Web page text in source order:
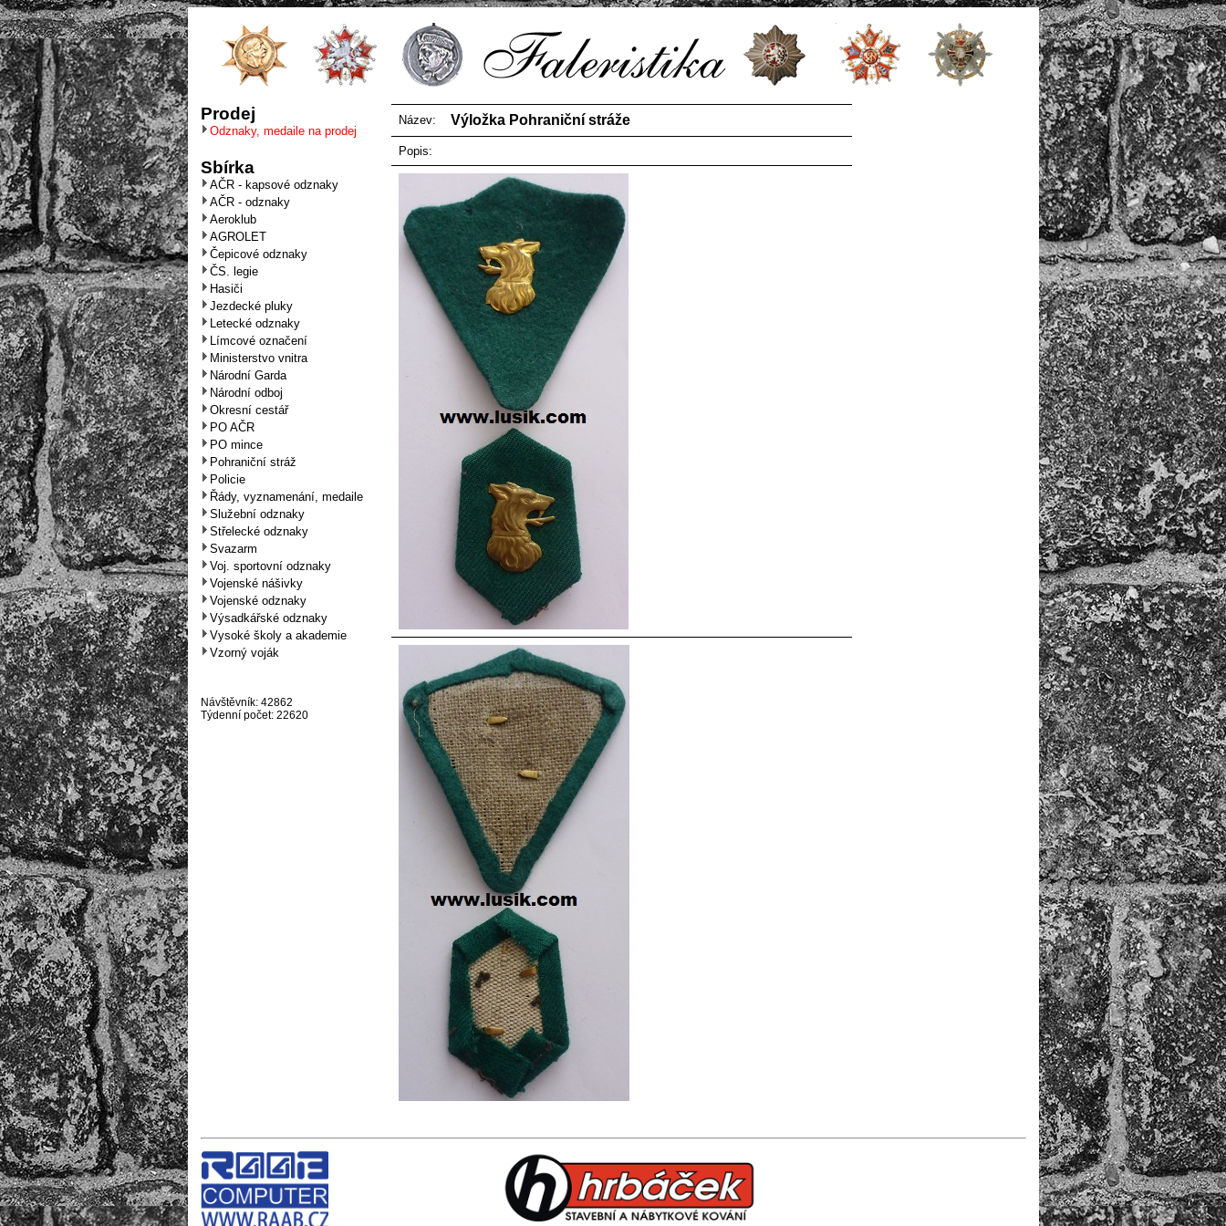
Prodej
Odznaky, medaile na prodej
Sbírka
AČR - kapsové odznaky
AČR - odznaky
Aeroklub
AGROLET
Čepicové odznaky
ČS. legie
Hasiči
Jezdecké pluky
Letecké odznaky
Límcové označení
Ministerstvo vnitra
Národní Garda
Národní odboj
Okresní cestář
PO AČR
PO mince
Pohraniční stráž
Policie
Řády, vyznamenání, medaile
Služební odznaky
Střelecké odznaky
Svazarm
Voj. sportovní odznaky
Vojenské nášivky
Vojenské odznaky
Výsadkářské odznaky
Vysoké školy a akademie
Vzorný voják
Návštěvník: 42862
Týdenní počet: 22620
Název: Výložka Pohraniční stráže
Popis: